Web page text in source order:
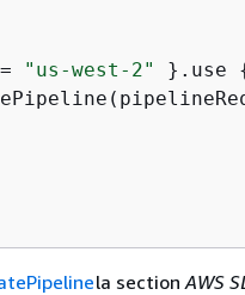
"us-west-2" }.use
la sectionAWS